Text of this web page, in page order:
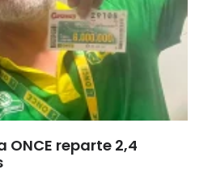
ONCE reparte 2,4